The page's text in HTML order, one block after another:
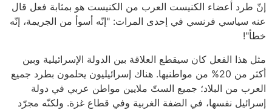
إنّ طرد أعضاء الكنيست العرب من الكنيست هو بمثابة فعل قال
عنه سياسي فرنسي في إحدى المرات: "إنّه أسوأ من الجريمة، إنّه
خطأ"!
مثل هذا الفعل كان سيقطع العلاقة بين الدولة الإسرائيلية وبين
أكثر من 20% من مواطنيها. هناك إسرائيليون يحلمون بطرد جميع
العرب من البلاد؛ جميع الستّ ملايين مواطن عربي في دولة
إسرائيل نفسها، في الضفة الغربية وفي قطاع غزة. ولكنّه مجرّد